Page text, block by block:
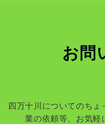
お問
四万十川についてのち
業の依頼等、お気軽